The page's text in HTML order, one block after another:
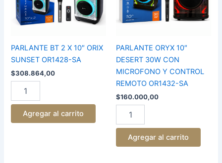
PARLANTE BT 2 X 10″ ORIX
SUNSET OR1428-SA
$308.864,00
SUNSET
OR1428-
SA
Agregar al carrito
PARLANTE ORYX 10″
DESERT 30W CON
MICROFONO Y CONTROL
REMOTO OR1432-SA
$160.000,00
MICROFONO
CONTROL
OR1432-
cantidad
Agregar al carrito